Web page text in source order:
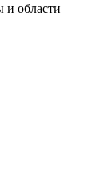
и области